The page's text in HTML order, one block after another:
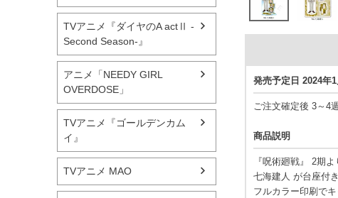
TVアニメ『ダイヤのA actⅡ -
Second Season-』
アニメ「NEEDY GIRL
OVERDOSE」
TVアニメ『ゴールデンカム
イ』
TVアニメ MAO
発売予定日 2024年
ご注文確定後 3～4
商品説明
『呪術廻戦』 2期
七海建人 が台座付
フルカラー印刷で